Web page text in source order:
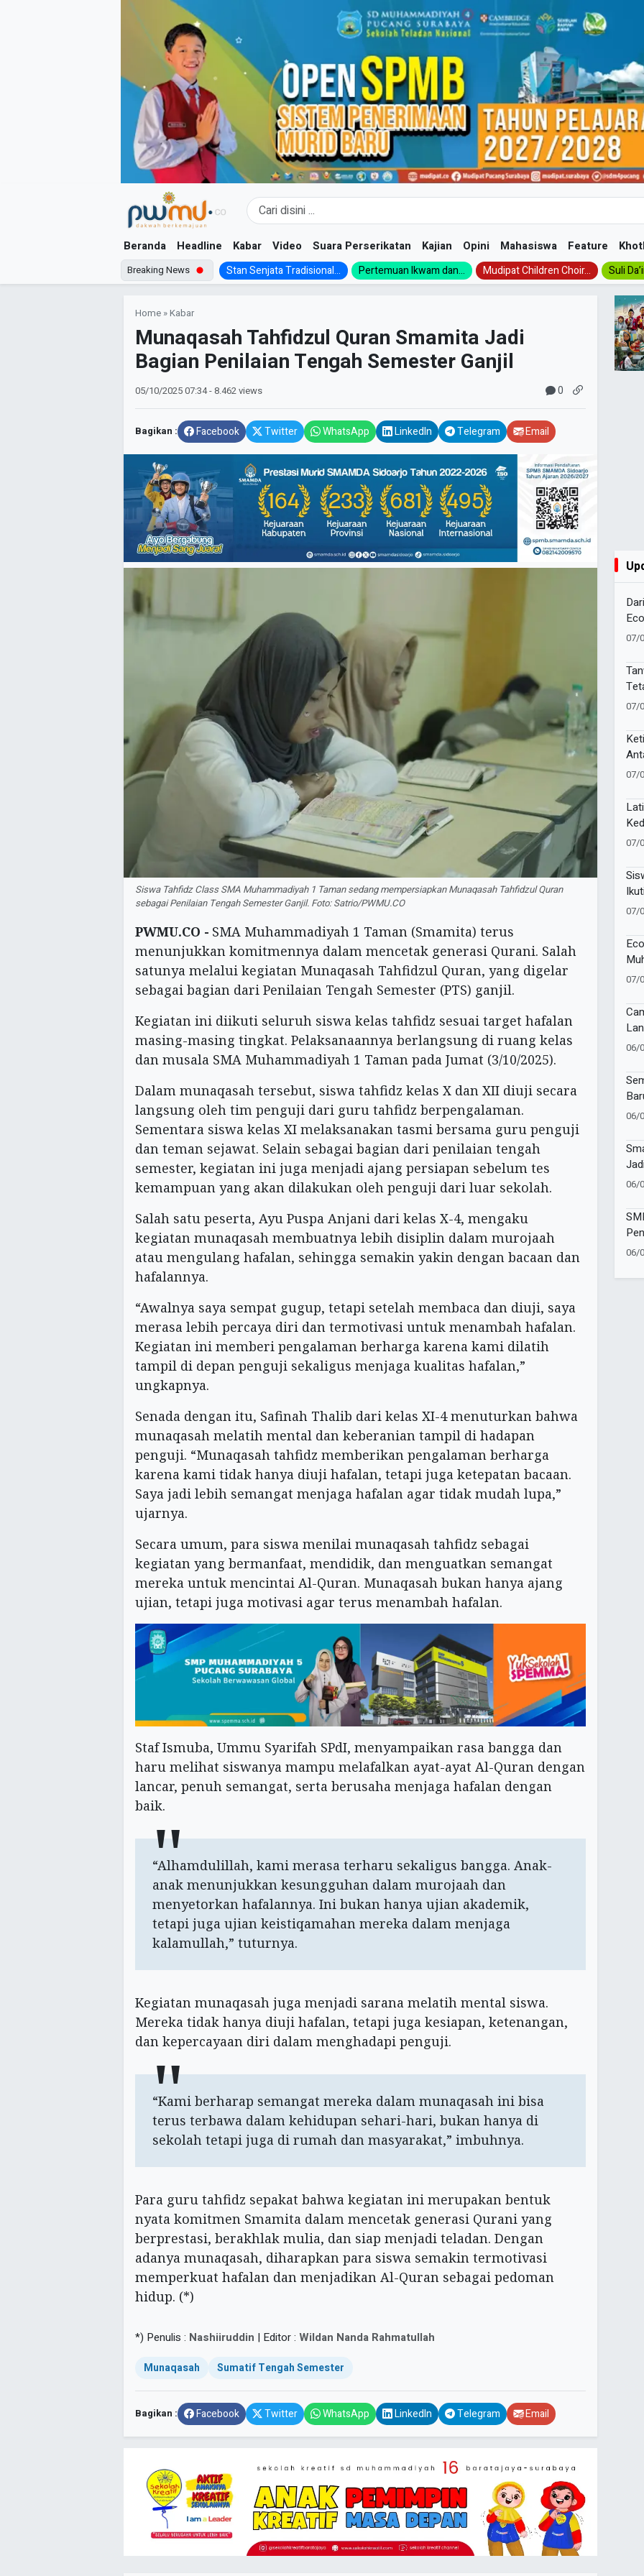
Beranda Headline Kabar Video Suara Perserikatan Kajian Opini Mahasiswa Feature
Breaking News Stan Senjata Tradisional... Pertemuan Ikwam dan... Mudipat Children Choir... Suli
Home »Kabar
Munaqasah Tahfidzul Quran Smamita Jadi
Bagian Penilaian Tengah Semester Ganjil
05/10/202507:34- 8.462 views 0
Bagikan : Facebook Twitter WhatsApp LinkedIn Telegram Email
Siswa Tahfidz Class SMA Muhammadiyah 1 Taman sedang mempersiapkan Munaqasah Tahfidzul Quran
sebagai Penilaian Tengah Semester Ganjil. Foto: Satrio/PWMU.CO
PWMU.CO - SMA Muhammadiyah 1 Taman (Smamita) terus
menunjukkan komitmennya dalam mencetak generasi Qurani. Salah
satunya melalui kegiatan Munaqasah Tahfidzul Quran, yang digelar
sebagai bagian dari Penilaian Tengah Semester (PTS) ganjil.
Kegiatan ini diikuti seluruh siswa kelas tahfidz sesuai target hafalan
masing-masing tingkat. Pelaksanaannya berlangsung di ruang kelas
dan musala SMA Muhammadiyah 1 Taman pada Jumat (3/10/2025).
Dalam munaqasah tersebut, siswa tahfidz kelas X dan XII diuji secara
langsung oleh tim penguji dari guru tahfidz berpengalaman.
Sementara siswa kelas XI melaksanakan tasmi bersama guru penguji
dan teman sejawat. Selain sebagai bagian dari penilaian tengah
semester, kegiatan ini juga menjadi ajang persiapan sebelum tes
kemampuan yang akan dilakukan oleh penguji dari luar sekolah.
Salah satu peserta, Ayu Puspa Anjani dari kelas X-4, mengaku
kegiatan munaqasah membuatnya lebih disiplin dalam murojaah
atau mengulang hafalan, sehingga semakin yakin dengan bacaan dan
hafalannya.
“Awalnya saya sempat gugup, tetapi setelah membaca dan diuji, saya
merasa lebih percaya diri dan termotivasi untuk menambah hafalan.
Kegiatan ini memberi pengalaman berharga karena kami dilatih
tampil di depan penguji sekaligus menjaga kualitas hafalan,”
ungkapnya.
Senada dengan itu, Safinah Thalib dari kelas XI-4 menuturkan bahwa
munaqasah melatih mental dan keberanian tampil di hadapan
penguji. “Munaqasah tahfidz memberikan pengalaman berharga
karena kami tidak hanya diuji hafalan, tetapi juga ketepatan bacaan.
Saya jadi lebih semangat menjaga hafalan agar tidak mudah lupa,”
ujarnya.
Secara umum, para siswa menilai munaqasah tahfidz sebagai
kegiatan yang bermanfaat, mendidik, dan menguatkan semangat
mereka untuk mencintai Al-Quran. Munaqasah bukan hanya ajang
ujian, tetapi juga motivasi agar terus menambah hafalan.
Staf Ismuba, Ummu Syarifah SPdI, menyampaikan rasa bangga dan
haru melihat siswanya mampu melafalkan ayat-ayat Al-Quran dengan
lancar, penuh semangat, serta berusaha menjaga hafalan dengan
baik.
“Alhamdulillah, kami merasa terharu sekaligus bangga. Anak-
anak menunjukkan kesungguhan dalam murojaah dan
menyetorkan hafalannya. Ini bukan hanya ujian akademik,
tetapi juga ujian keistiqamahan mereka dalam menjaga
kalamullah,” tuturnya.
Kegiatan munaqasah juga menjadi sarana melatih mental siswa.
Mereka tidak hanya diuji hafalan, tetapi juga kesiapan, ketenangan,
dan kepercayaan diri dalam menghadapi penguji.
“Kami berharap semangat mereka dalam munaqasah ini bisa
terus terbawa dalam kehidupan sehari-hari, bukan hanya di
sekolah tetapi juga di rumah dan masyarakat,” imbuhnya.
Para guru tahfidz sepakat bahwa kegiatan ini merupakan bentuk
nyata komitmen Smamita dalam mencetak generasi Qurani yang
berprestasi, berakhlak mulia, dan siap menjadi teladan. Dengan
adanya munaqasah, diharapkan para siswa semakin termotivasi
memperkuat hafalan dan menjadikan Al-Quran sebagai pedoman
hidup. (*)
*) Penulis : Nashiiruddin | Editor : Wildan Nanda Rahmatullah
Munaqasah Sumatif Tengah Semester
Bagikan : Facebook Twitter WhatsApp LinkedIn Telegram Email
07/
07/
07/
07/
07/
07/
06/
06/
06/
06/